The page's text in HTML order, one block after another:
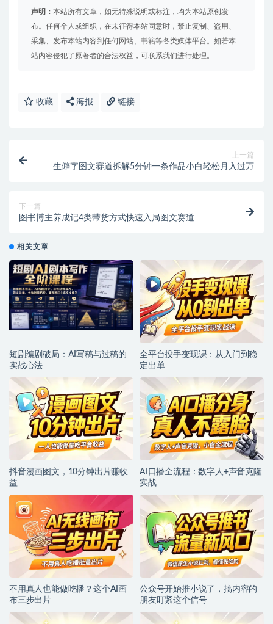
声明： 本站所有文章，如无特殊说明或标注，均为本站原创发
布。任何个人或组织，在未征得本站同意时，禁止复制、盗用、
采集、发布本站内容到任何网站、书籍等各类媒体平台。如若本
站内容侵犯了原著者的合法权益，可联系我们进行处理。
收藏 海报 链接
上一篇
生僻字图文赛道拆解5分钟一条作品小白轻松月入过万
下一篇
图书博主养成记4类带货方式快速入局图文赛道
相关文章
短剧编剧破局：AI写稿与过稿的
实战心法
全平台投手变现课：从入门到稳
定出单
抖音漫画图文，10分钟出片赚收
益
AI口播全流程：数字人+声音克隆
实战
不用真人也能做吃播？这个AI画
布三步出片
公众号开始推小说了，搞内容的
朋友盯紧这个信号